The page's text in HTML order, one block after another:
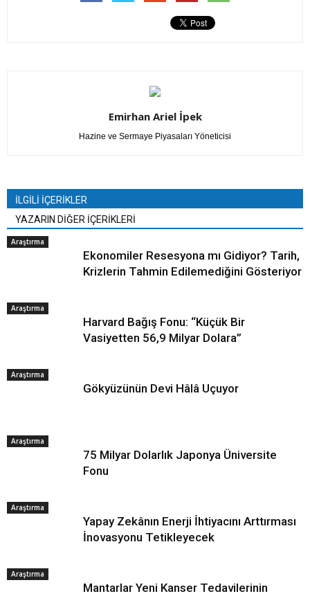
Emirhan Ariel İpek
Hazine ve Sermaye Piyasaları Yöneticisi
İLGİLİ İÇERİKLER
YAZARIN DİĞER İÇERİKLERİ
Araştırma
Ekonomiler Resesyona mı Gidiyor? Tarih,
Krizlerin Tahmin Edilemediğini Gösteriyor
Araştırma
Harvard Bağış Fonu: “Küçük Bir
Vasiyetten 56,9 Milyar Dolara”
Araştırma
Gökyüzünün Devi Hâlâ Uçuyor
Araştırma
75 Milyar Dolarlık Japonya Üniversite
Fonu
Araştırma
Yapay Zekânın Enerji İhtiyacını Arttırması
İnovasyonu Tetikleyecek
Araştırma
Mantarlar Yeni Kanser Tedavilerinin